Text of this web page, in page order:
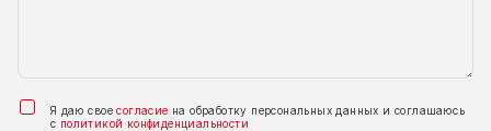
Я даю своесогласие на обработку персональных данных и соглашаюсь
с политикой конфиденциальности